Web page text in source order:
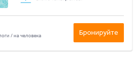
/ на человека Бронируйте